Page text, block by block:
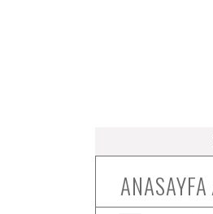
ANASAYFA